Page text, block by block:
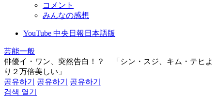
コメント
みんなの感想
YouTube 中央日報日本語版
芸能一般
俳優イ・ワン、突然告白！？ 「シン・スジ、キム・テヒよ
り２万倍美しい」
공유하기
공유하기
공유하기
검색 열기